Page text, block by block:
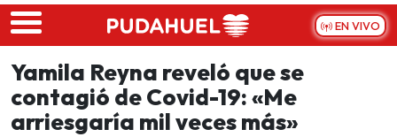
Skip to main content
EN VIVO
Yamila Reyna reveló que se
contagió de Covid-19: «Me
arriesgaría mil veces más»